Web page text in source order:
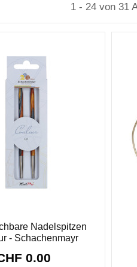
1 - 24 von 31
Nadelspitzen
- Schachenmayr
0.00